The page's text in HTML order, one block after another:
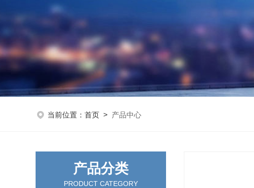
当前位置： 首页 > 产品中心
产品分类
PRODUCT CATEGORY